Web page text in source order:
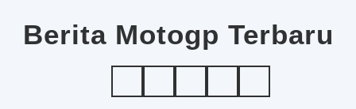
contentBerita Motogp Terbaru